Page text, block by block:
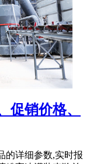
促销价格、
的详细参数,实时报